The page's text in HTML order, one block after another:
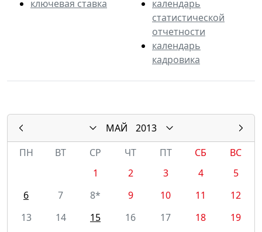
ключевая ставка
календарь
статистической
отчетности
календарь
кадровика
МАЙ
2013
ПН
ВТ СР ЧТ ПТ СБ
ВС
1
2 3 4
5
6
7 8* 9 10 11
12
13
14 15 16 17 18
19